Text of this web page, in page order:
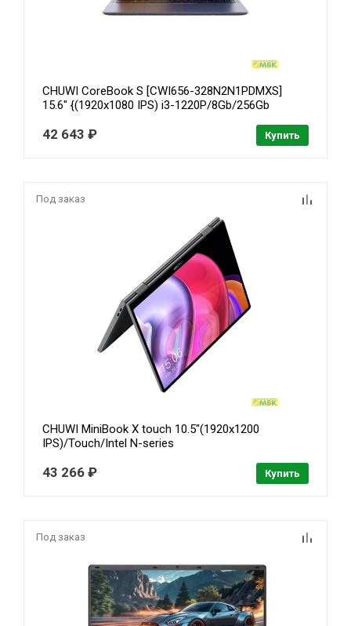
CHUWI CoreBook S [CWI656-328N2N1PDMXS]
15.6" {(1920x1080 IPS) i3-1220P/8Gb/256Gb
42 643 ₽ Купить
Под заказ
CHUWI MiniBook X touch 10.5"(1920x1200
IPS)/Touch/Intel N-series
UHD Graphics/Cam/BT/WiFi/war
43 266 ₽ Купить
Под заказ